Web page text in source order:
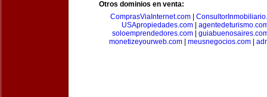
Otros dominios en venta:
ComprasViaInternet.com
USApropiedades.com|
soloemprendedores.com|
monetizeyourweb.com| meusnegocios.com|